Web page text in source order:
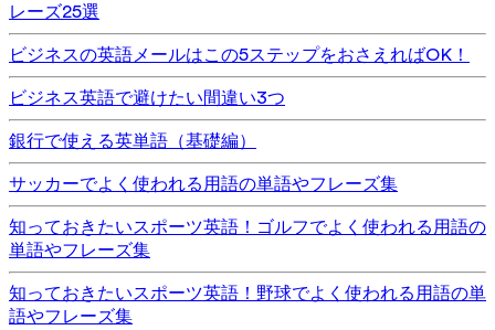
レーズ25選
ビジネスの英語メールはこの5ステップをおさえればOK！
ビジネス英語で避けたい間違い3つ
銀行で使える英単語（基礎編）
サッカーでよく使われる用語の単語やフレーズ集
知っておきたいスポーツ英語！ゴルフでよく使われる用語の
単語やフレーズ集
知っておきたいスポーツ英語！野球でよく使われる用語の単
語やフレーズ集